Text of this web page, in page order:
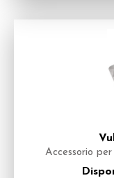
Accessorio